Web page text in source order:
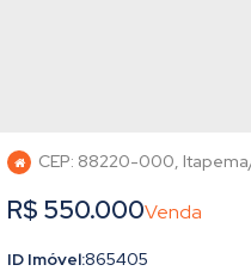
R$ 550.000
865405
CEP: 88220-000, Itapema